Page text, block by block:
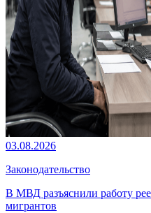
03.08.2026
Законодательство
В МВД разъяснили работу
мигрантов